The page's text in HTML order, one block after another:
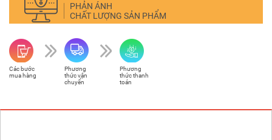
PHẢN ÁNH
CHẤT LƯỢNG SẢN PHẨM
Các bước
mua hàng
Phương
thức vận
chuyển
Phương
thức thanh
toán